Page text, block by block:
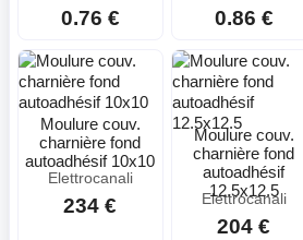
0.76 € 0.86 €
Moulure couv.
charnière fond
autoadhésif 10x10
Elettrocanali
234 €
Moulure couv.
charnière fond
autoadhésif
12.5x12.5
Elettrocanali
204 €